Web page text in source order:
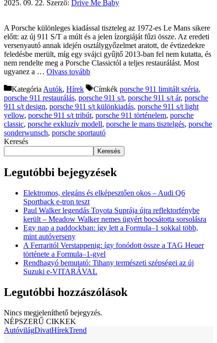
2025. 09. 22. Szerző: Drive Me Baby
A Porsche különleges kiadással tiszteleg az 1972-es Le Mans sikere
előtt: az új 911 S/T a múlt és a jelen ízorgiáját fűzi össze. Az eredeti
versenyautó annak idején osztálygyőzelmet aratott, de évtizedekre
feledésbe merült, míg egy svájci gyűjtő 2013-ban fel nem kutatta, és
nem rendelte meg a Porsche Classictól a teljes restaurálást. Most
ugyanez a … Olvass tovább
Kategória Autók, Hírek Címkék porsche 911 limitált széria,
porsche 911 restaurálás, porsche 911 s/t, porsche 911 s/t ár, porsche
911 s/t design, porsche 911 s/t különkiadás, porsche 911 s/t light
yellow, porsche 911 s/t tribút, porsche 911 történelem, porsche
classic, porsche exkluzív modell, porsche le mans tisztelgés, porsche
sonderwunsch, porsche sportautó
Keresés
Keresés
Legutóbbi bejegyzések
Elektromos, elegáns és elképesztően okos – Audi Q6
Sportback e-tron teszt
Paul Walker legendás Toyota Suprája újra reflektorfénybe
került – Meadow Walker nemes ügyért bocsátotta sorsolásra
Egy nap a paddockban: így lett a Formula–1 sokkal több,
mint autóverseny
A Ferraritól Verstappenig: így fonódott össze a TAG Heuer
története a Formula–1-gyel
Rendhagyó bemutató: Tihany természeti szépségei az új
Suzuki e-VITARÁVAL
Legutóbbi hozzászólások
Nincs megjeleníthető bejegyzés.
NÉPSZERŰ CIKKEK
AutóvilágDivatHírekTrend